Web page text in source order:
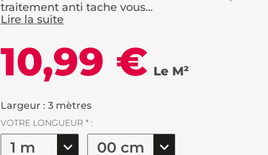
traitement anti tache vous...
Lire la suite
10,99 € Le M²
Largeur : 3 mètres
VOTRE LONGUEUR * :